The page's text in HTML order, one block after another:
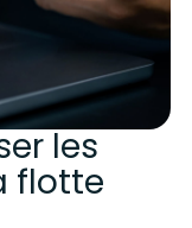
les
flotte